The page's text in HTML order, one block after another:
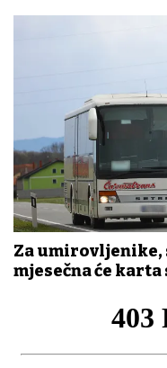
Za umirovljenike,
mjesečna će